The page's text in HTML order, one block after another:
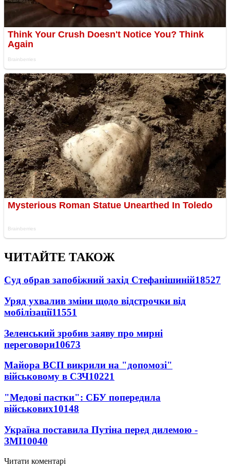
ЧИТАЙТЕ ТАКОЖ
Суд обрав запобіжний захід Стефанішиній18527
Уряд ухвалив зміни щодо відстрочки від
мобілізації11551
Зеленський зробив заяву про мирні
переговори10673
Майора ВСП викрили на "допомозі"
військовому в СЗЧ10221
"Медові пастки": СБУ попередила
військових10148
Україна поставила Путіна перед дилемою -
ЗМІ10040
Читати коментарі